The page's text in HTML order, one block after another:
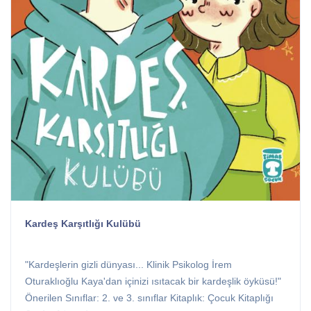
Kardeş Karşıtlığı Kulübü
"Kardeşlerin gizli dünyası... Klinik Psikolog İrem
Oturaklıoğlu Kaya'dan içinizi ısıtacak bir kardeşlik öyküsü!"
Önerilen Sınıflar: 2. ve 3. sınıflar Kitaplık: Çocuk Kitaplığı